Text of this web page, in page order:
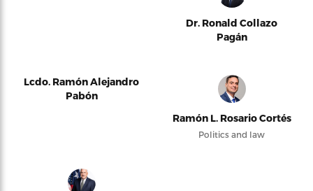
Dr. Ronald Collazo
Pagán
Lcdo. Ramón Alejandro
Pabón
Ramón L. Rosario Cortés
Politics and law